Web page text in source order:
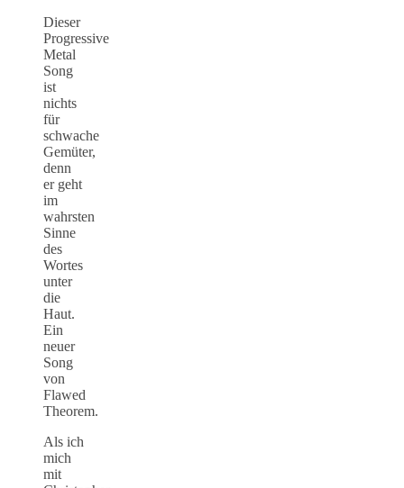
Dieser
Progressive
Metal
Song
ist
nichts
für
schwache
Gemüter,
denn
er geht
im
wahrsten
Sinne
des
Wortes
unter
die
Haut.
Ein
neuer
Song
von
Flawed
Theorem.
Als ich
mich
mit